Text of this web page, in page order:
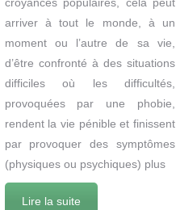
arriver à tout le monde, à un
moment ou l’autre de sa vie,
d’être confronté à des situations
difficiles où les difficultés,
provoquées par une phobie,
rendent la vie pénible et finissent
par provoquer des symptômes
(physiques ou psychiques) plus
Lire la suite